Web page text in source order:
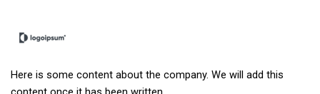
Here is some content about the company. We will add this